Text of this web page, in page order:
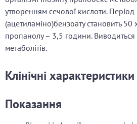
утворенням сечової кислоти.
(ацетиламіно)бензоату становить
пропанолу – 3,5 години. Виводиться
метаболітів.
Клінічні характеристики
Показання